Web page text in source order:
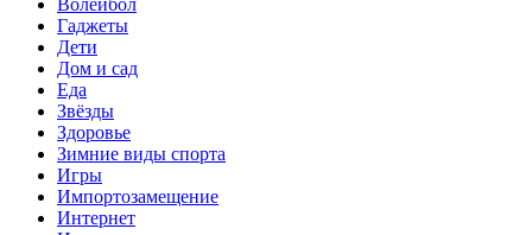
Гаджеты
Дети
Дом и сад
Еда
Звёзды
Здоровье
Зимние виды спорта
Игры
Импортозамещение
Интернет